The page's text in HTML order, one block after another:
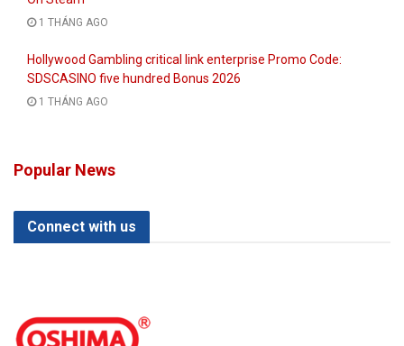
1 THÁNG AGO
Hollywood Gambling critical link enterprise Promo Code:
SDSCASINO five hundred Bonus 2026
1 THÁNG AGO
Popular News
Connect with us